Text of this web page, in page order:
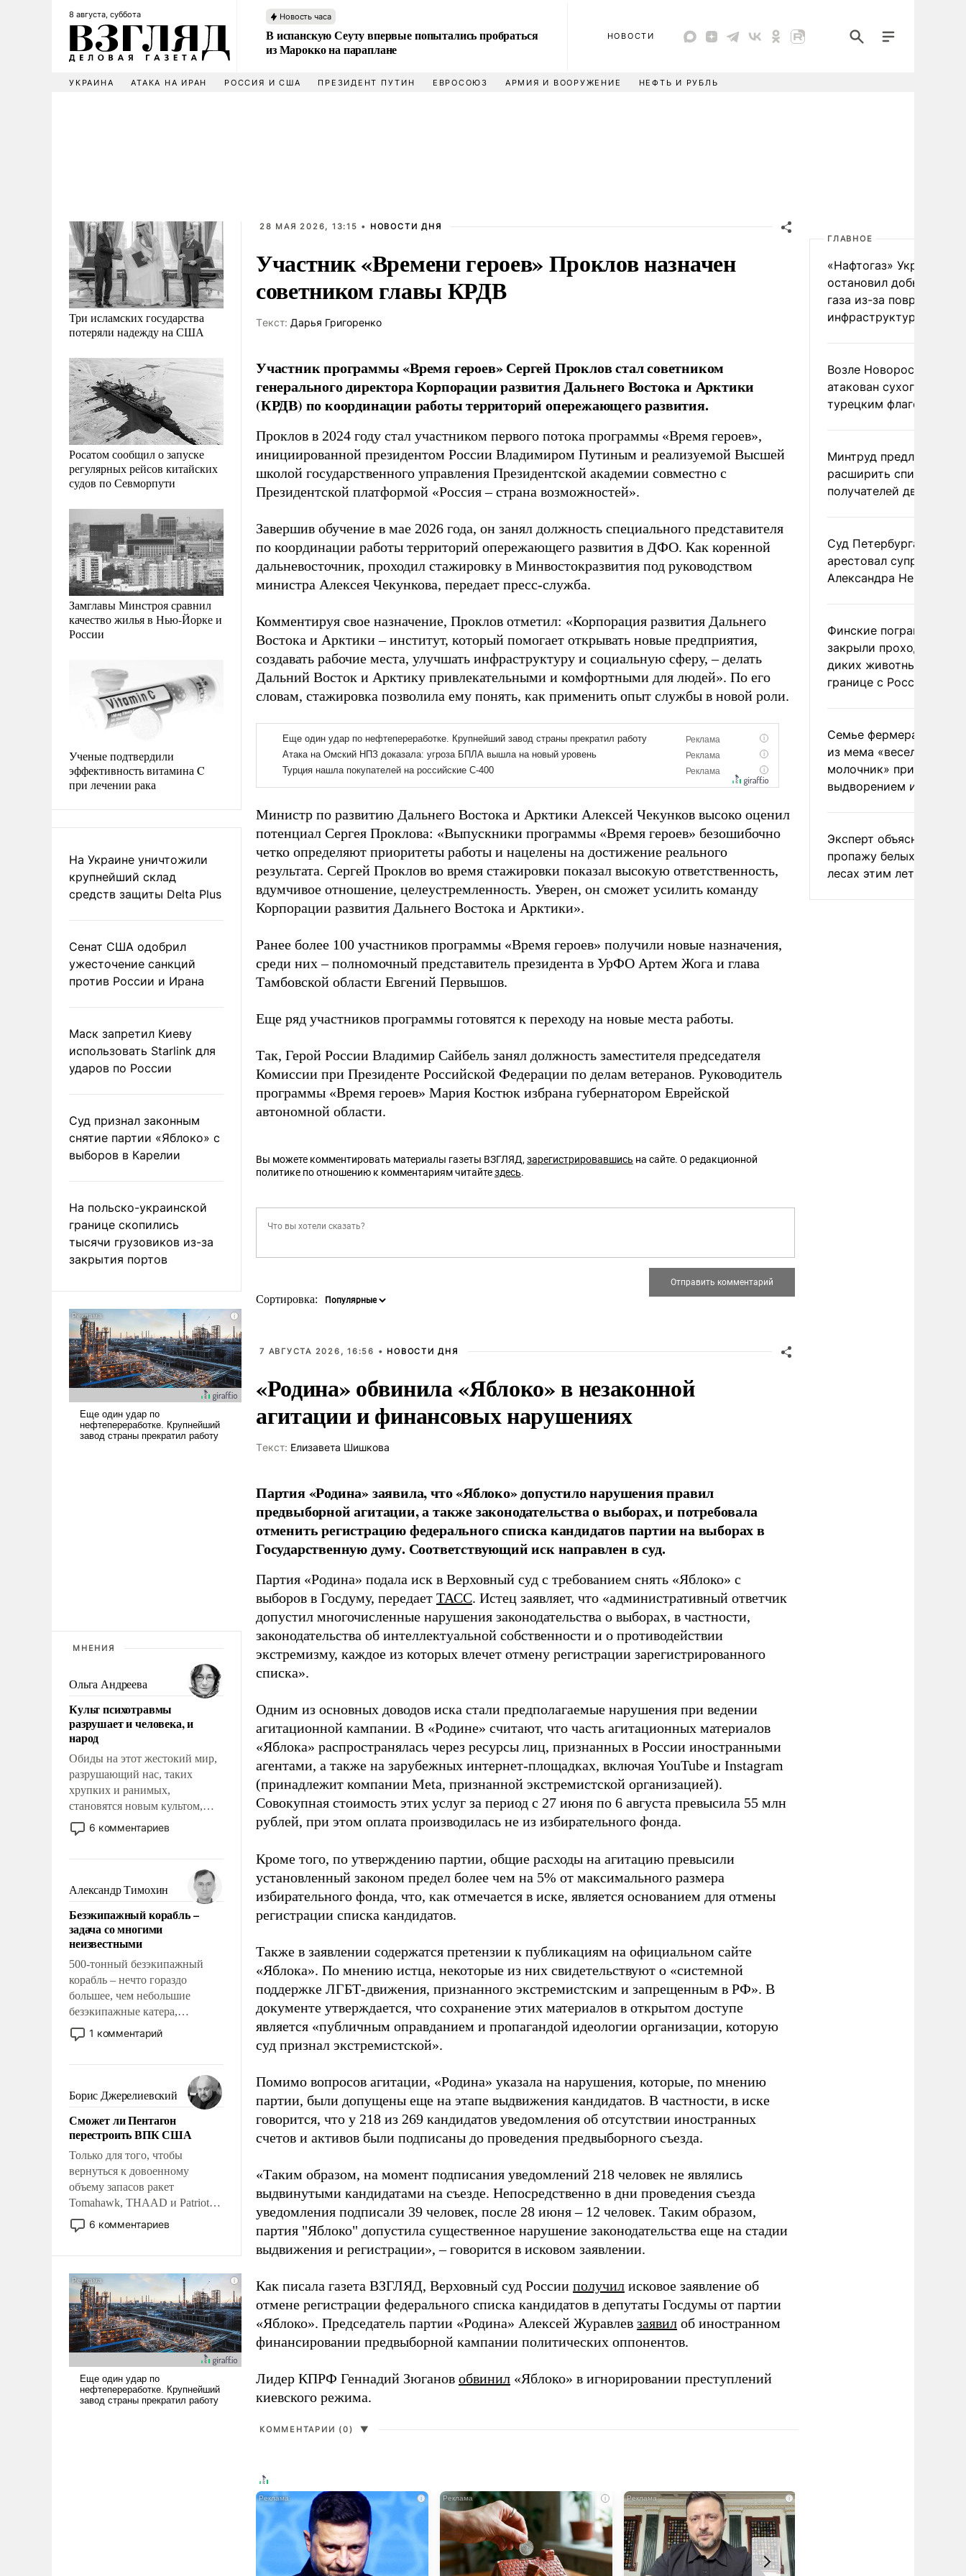
8 августа, суббота Новость часа
В испанскую Сеуту впервые попытались пробраться
из Марокко на параплане
НОВОСТИ
УКРАИНА АТАКА НА ИРАН РОССИЯ И США ПРЕЗИДЕНТ ПУТИН ЕВРОСОЮЗ АРМИЯ И ВООРУЖЕНИЕ НЕФТЬ И РУБЛЬ
Три исламских государства
потеряли надежду на США
Росатом сообщил о запуске
регулярных рейсов китайских
судов по Севморпути
Замглавы Минстроя сравнил
качество жилья в Нью-Йорке и
России
Ученые подтвердили
эффективность витамина C
при лечении рака
На Украине уничтожили
крупнейший склад
средств защиты Delta Plus
Сенат США одобрил
ужесточение санкций
против России и Ирана
Маск запретил Киеву
использовать Starlink для
ударов по России
Суд признал законным
снятие партии «Яблоко» с
выборов в Карелии
На польско-украинской
границе скопились
тысячи грузовиков из-за
закрытия портов
МНЕНИЯ
Ольга Андреева
Культ психотравмы
разрушает и человека, и
народ
Обиды на этот жестокий мир,
разрушающий нас, таких
хрупких и ранимых,
становятся новым культом,
постепенно вытесняя и
отменяя традиционное
мужественным и твердым под
ударами судьбы, брать на себя
ответственность, помогать
слабым, идти вперед и
адаптироваться.
6 комментариев
Александр Тимохин
Безэкипажный корабль –
задача со многими
неизвестными
500-тонный безэкипажный
корабль – нечто гораздо
большее, чем небольшие
безэкипажные катера,
применение которых уже
стало обыденностью. Задача по
сложна и амбициозна. Однако
и ее реализация радикально
поднимет наши боевые
возможности.
1 комментарий
Борис Джерелиевский
Сможет ли Пентагон
перестроить ВПК США
Только для того, чтобы
вернуться к довоенному
объему запасов ракет
Tomahawk, THAAD и Patriot
США потребуется более трех
лет. Даже небольшая война с
Сложившаяся ситуация
означает многолетний период
уязвимости США, например,
перед Китаем.
6 комментариев
28 МАЯ 2026, 13:15 • НОВОСТИ ДНЯ
Участник «Времени героев» Проклов назначен
советником главы КРДВ
Tекст: Дарья Григоренко
Участник программы «Время героев» Сергей Проклов стал советником
генерального директора Корпорации развития Дальнего Востока и Арктики
(КРДВ) по координации работы территорий опережающего развития.
Проклов в 2024 году стал участником первого потока программы «Время героев»,
инициированной президентом России Владимиром Путиным и реализуемой Высшей
школой государственного управления Президентской академии совместно с
Президентской платформой «Россия – страна возможностей».
Завершив обучение в мае 2026 года, он занял должность специального представителя
по координации работы территорий опережающего развития в ДФО. Как коренной
дальневосточник, проходил стажировку в Минвостокразвития под руководством
министра Алексея Чекункова, передает пресс-служба.
Комментируя свое назначение, Проклов отметил: «Корпорация развития Дальнего
Востока и Арктики – институт, который помогает открывать новые предприятия,
создавать рабочие места, улучшать инфраструктуру и социальную сферу, – делать
Дальний Восток и Арктику привлекательными и комфортными для людей». По его
словам, стажировка позволила ему понять, как применить опыт службы в новой роли.
Министр по развитию Дальнего Востока и Арктики Алексей Чекунков высоко оценил
потенциал Сергея Проклова: «Выпускники программы «Время героев» безошибочно
четко определяют приоритеты работы и нацелены на достижение реального
результата. Сергей Проклов во время стажировки показал высокую ответственность,
вдумчивое отношение, целеустремленность. Уверен, он сможет усилить команду
Корпорации развития Дальнего Востока и Арктики».
Ранее более 100 участников программы «Время героев» получили новые назначения,
среди них – полномочный представитель президента в УрФО Артем Жога и глава
Тамбовской области Евгений Первышов.
Еще ряд участников программы готовятся к переходу на новые места работы.
Так, Герой России Владимир Сайбель занял должность заместителя председателя
Комиссии при Президенте Российской Федерации по делам ветеранов. Руководитель
программы «Время героев» Мария Костюк избрана губернатором Еврейской
автономной области.
Вы можете комментировать материалы газеты ВЗГЛЯД, зарегистрировавшись на сайте. О редакционной
политике по отношению к комментариям читайтездесь.
Сортировка:
7 АВГУСТА 2026, 16:56 • НОВОСТИ ДНЯ
«Родина» обвинила «Яблоко» в незаконной
агитации и финансовых нарушениях
Tекст: Елизавета Шишкова
Партия «Родина» заявила, что «Яблоко» допустило нарушения правил
предвыборной агитации, а также законодательства о выборах, и потребовала
отменить регистрацию федерального списка кандидатов партии на выборах в
Государственную думу. Соответствующий иск направлен в суд.
Партия «Родина» подала иск в Верховный суд с требованием снять «Яблоко» с
выборов в Госдуму, передает ТАСС. Истец заявляет, что «административный ответчик
допустил многочисленные нарушения законодательства о выборах, в частности,
законодательства об интеллектуальной собственности и о противодействии
экстремизму, каждое из которых влечет отмену регистрации зарегистрированного
списка».
Одним из основных доводов иска стали предполагаемые нарушения при ведении
агитационной кампании. В «Родине» считают, что часть агитационных материалов
«Яблока» распространялась через ресурсы лиц, признанных в России иностранными
агентами, а также на зарубежных интернет-площадках, включая YouTube и Instagram
(принадлежит компании Meta, признанной экстремистской организацией).
Совокупная стоимость этих услуг за период с 27 июня по 6 августа превысила 55 млн
рублей, при этом оплата производилась не из избирательного фонда.
Кроме того, по утверждению партии, общие расходы на агитацию превысили
установленный законом предел более чем на 5% от максимального размера
избирательного фонда, что, как отмечается в иске, является основанием для отмены
регистрации списка кандидатов.
Также в заявлении содержатся претензии к публикациям на официальном сайте
«Яблока». По мнению истца, некоторые из них свидетельствуют о «системной
поддержке ЛГБТ-движения, признанного экстремистским и запрещенным в РФ». В
документе утверждается, что сохранение этих материалов в открытом доступе
является «публичным оправданием и пропагандой идеологии организации, которую
суд признал экстремистской».
Помимо вопросов агитации, «Родина» указала на нарушения, которые, по мнению
партии, были допущены еще на этапе выдвижения кандидатов. В частности, в иске
говорится, что у 218 из 269 кандидатов уведомления об отсутствии иностранных
счетов и активов были подписаны до проведения предвыборного съезда.
«Таким образом, на момент подписания уведомлений 218 человек не являлись
выдвинутыми кандидатами на съезде. Непосредственно в дни проведения съезда
уведомления подписали 39 человек, после 28 июня – 12 человек. Таким образом,
партия "Яблоко" допустила существенное нарушение законодательства еще на стадии
выдвижения и регистрации», – говорится в исковом заявлении.
Как писала газета ВЗГЛЯД, Верховный суд России получил исковое заявление об
отмене регистрации федерального списка кандидатов в депутаты Госдумы от партии
«Яблоко». Председатель партии «Родина» Алексей Журавлев заявил об иностранном
финансировании предвыборной кампании политических оппонентов.
Лидер КПРФ Геннадий Зюганов обвинил «Яблоко» в игнорировании преступлений
киевского режима.
КОММЕНТАРИИ (0) ▼
i i i
ГЛАВНОЕ
«Нафтогаз» Украины
остановил добычу
газа из-за повреждения
инфраструктуры
Возле Новороссийска
атакован сухогруз под
турецким флагом
Минтруд предложил
расширить список
получателей двух
Суд Петербурга заочно
арестовал супругу
Александра Невзорова
Финские пограничники
закрыли проходы для
диких животных на
границе с Россией
Семье фермера
из мема «веселый
молочник» пригрозили
выдворением из
Эксперт объяснил
пропажу белых грибов
лесах этим летом